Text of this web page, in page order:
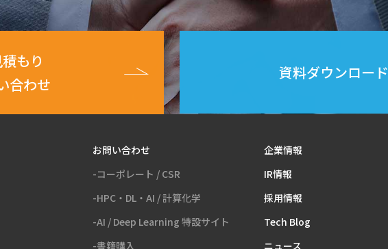
もり
合わせ
資料ダウンロード
お問い合わせ
-コーポレート / CSR
-HPC・DL・AI / 計算化学
-AI / Deep Learning 特設サイト
-書籍購入
企業情報
IR情報
採用情報
Tech Blog
ニュース